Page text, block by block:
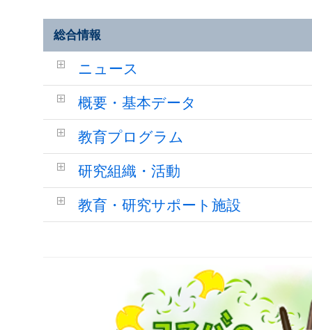
総合情報
ニュース
概要・基本データ
教育プログラム
研究組織・活動
教育・研究サポート施設